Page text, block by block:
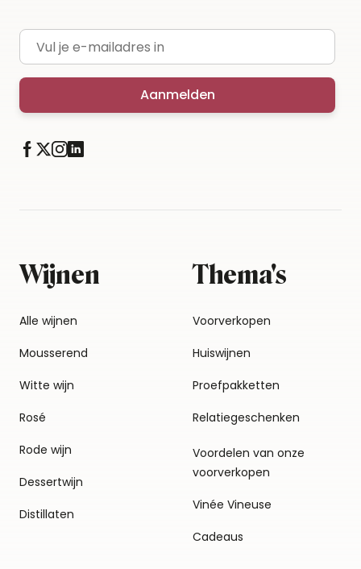
E-mailadres
Aanmelden
Wijnen
Alle wijnen
Mousserend
Witte wijn
Rosé
Rode wijn
Dessertwijn
Distillaten
Thema's
Voorverkopen
Huiswijnen
Proefpakketten
Relatiegeschenken
Voordelen van onze
voorverkopen
Vinée Vineuse
Cadeaus